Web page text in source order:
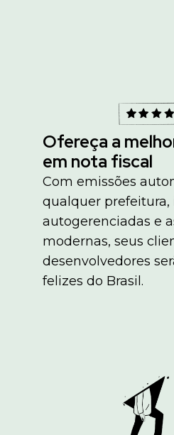
Ofereça a
em nota fiscal
Com emissões
qualquer
autogerenciadas e
modernas, seus
desenvolvedores
felizes do Brasil.